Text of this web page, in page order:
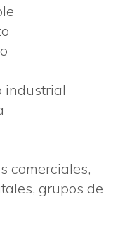
industrial
comerciales,
grupos de